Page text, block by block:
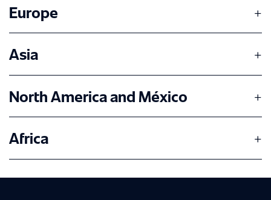
Europe
Asia
North America and México
Africa